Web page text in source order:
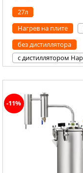
27л
Нагрев на плите
без дистиллятора
с дистиллятором
-11%